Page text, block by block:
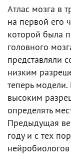
Атлас мозга в
на первой его
которой была
головного
представляли
низким
теперь
высоким
определять
Предыдущая
году и с тех
нейробиологов